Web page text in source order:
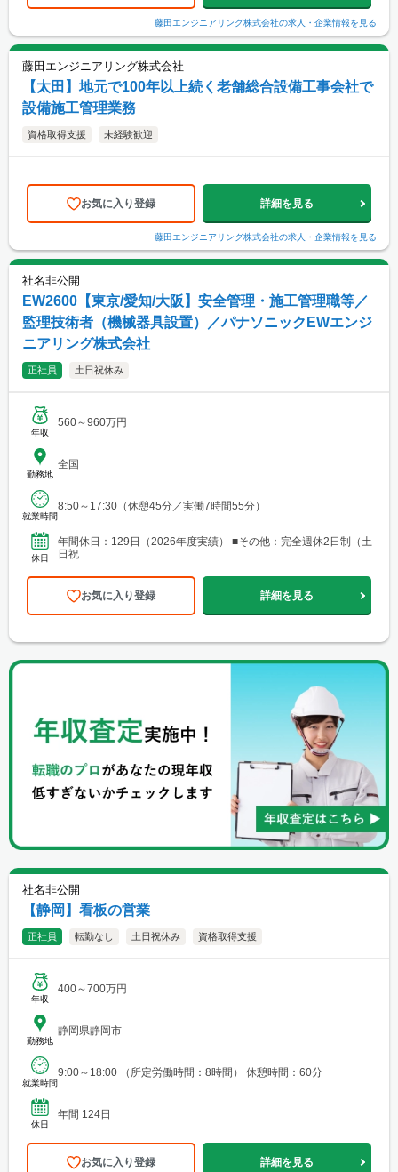
藤田エンジニアリング株式会社の求人・企業情報を見る
藤田エンジニアリング株式会社
【太田】地元で100年以上続く老舗総合設備工事会社で
設備施工管理業務
資格取得支援 未経験歓迎
お気に入り登録 詳細を見る
藤田エンジニアリング株式会社の求人・企業情報を見る
社名非公開
EW2600【東京/愛知/大阪】安全管理・施工管理職等／
監理技術者（機械器具設置）／パナソニックEWエンジ
ニアリング株式会社
正社員 土日祝休み
年収
560～960万円
勤務地
全国
就業時間
8:50～17:30（休憩45分／実働7時間55分）
休日
年間休日：129日（2026年度実績） ■その他：完全週休2日制（土
日祝
お気に入り登録 詳細を見る
社名非公開
【静岡】看板の営業
正社員 転勤なし 土日祝休み 資格取得支援
年収
400～700万円
勤務地
静岡県静岡市
就業時間
9:00～18:00 （所定労働時間：8時間） 休憩時間：60分
休日
年間 124日
お気に入り登録 詳細を見る